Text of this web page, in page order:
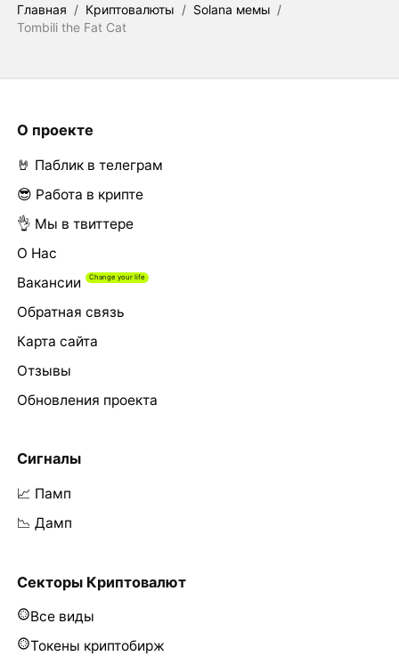
Главная / Криптовалюты / Solana мемы /
Tombili the Fat Cat
О проекте
🤘 Паблик в телеграм
😎 Работа в крипте
👌 Мы в твиттере
О Нас
Вакансии
Обратная связь
Карта сайта
Отзывы
Обновления проекта
Сигналы
📈 Памп
📉 Дамп
Секторы Криптовалют
Все виды
Токены криптобирж